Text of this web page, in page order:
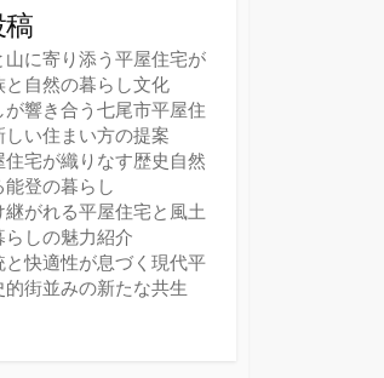
に寄り添う平屋住宅が
と自然の暮らし文化
が響き合う七尾市平屋住
い住まい方の提案
宅が織りなす歴史自然
能登の暮らし
がれる平屋住宅と風土
らしの魅力紹介
快適性が息づく現代平
的街並みの新たな共生